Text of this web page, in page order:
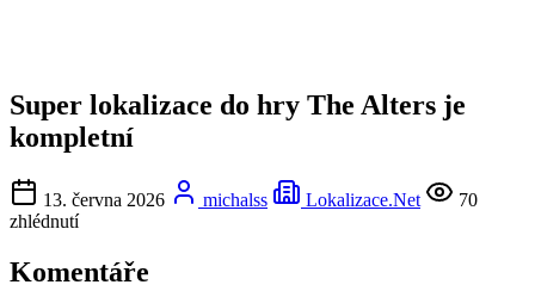
Super lokalizace do hry The Alters je
kompletní
13. června 2026 michalss Lokalizace.Net
70
zhlédnutí
Komentáře